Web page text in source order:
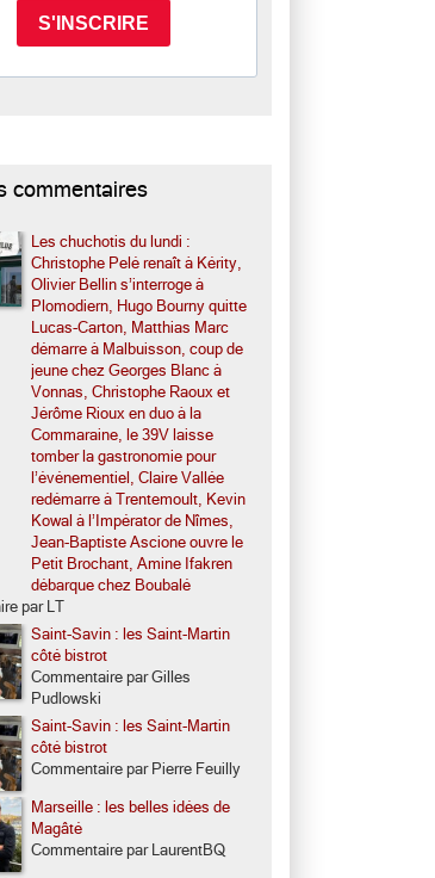
S'INSCRIRE
commentaires
Les chuchotis du lundi :
Christophe Pelé renaît à Kérity,
Olivier Bellin s’interroge à
Plomodiern, Hugo Bourny quitte
Lucas-Carton, Matthias Marc
démarre à Malbuisson, coup de
jeune chez Georges Blanc à
Vonnas, Christophe Raoux et
Jérôme Rioux en duo à la
Commaraine, le 39V laisse
tomber la gastronomie pour
l’événementiel, Claire Vallée
redémarre à Trentemoult, Kevin
Kowal à l’Impérator de Nîmes,
Jean-Baptiste Ascione ouvre le
Petit Brochant, Amine Ifakren
débarque chez Boubalé
par LT
Saint-Savin : les Saint-Martin
côté bistrot
Commentaire par Gilles
Pudlowski
Saint-Savin : les Saint-Martin
côté bistrot
Commentaire par Pierre Feuilly
Marseille : les belles idées de
Magâté
Commentaire par LaurentBQ